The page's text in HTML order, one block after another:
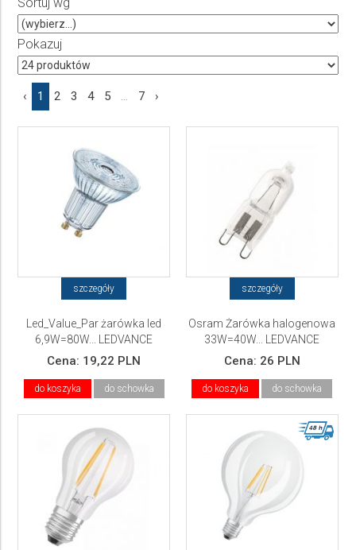
Producent
Wybierz producenta
Cena
Pokazuj
‹ 1 2 3 4 5 ... 7 ›
szczegóły
Led_Value_Par żarówka led
6,9W=80W... LEDVANCE
Cena: 19,22 PLN
do koszyka do schowka
szczegóły
Osram Żarówka halogenowa
33W=40W... LEDVANCE
Cena: 26 PLN
do koszyka do schowka